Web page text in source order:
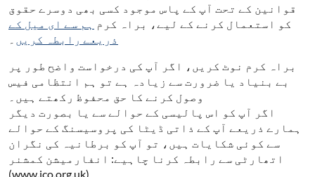
قوانین کے تحت آپ کے پاس موجود کسی بھی دوسرے حقوق
کو استعمال کرنے کے لیے، براہ کرم ہم سے ای میل کے
ذریعے رابطہ کریں
براہ کرم نوٹ کریں، اگر آپ کی درخواست واضح طور پر
بے بنیاد یا ضرورت سے زیادہ ہے تو ہم انتظامی فیس
وصول کرنے کا حق محفوظ رکھتے ہیں۔
اگر آپ کو اس پالیسی کے حوالے سے یا بصورت دیگر
ہمارے ذریعے آپ کے ذاتی ڈیٹا کی پروسیسنگ کے حوالے
سے کوئی شکایات ہیں، تو آپ کو برطانیہ کی نگران
اتھارٹی سے رابطہ کرنا چاہیے: انفارمیشن کمشنر